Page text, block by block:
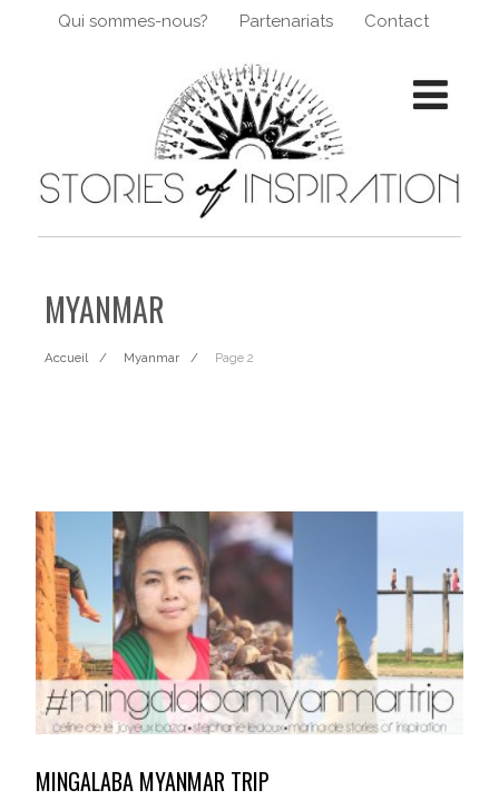
Qui sommes-nous? Partenariats Contact
MYANMAR
Accueil Myanmar Page 2
MINGALABA MYANMAR TRIP